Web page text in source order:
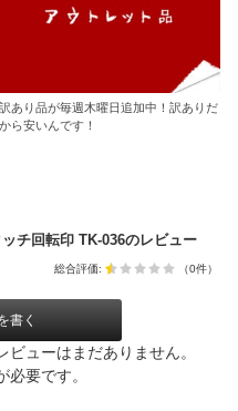
訳あり品が毎週木曜日追加中！訳ありだ
から安いんです！
チ回転印 TK-036のレビュー
総合評価: （0件）
書く
ューはまだありません。
必要です。